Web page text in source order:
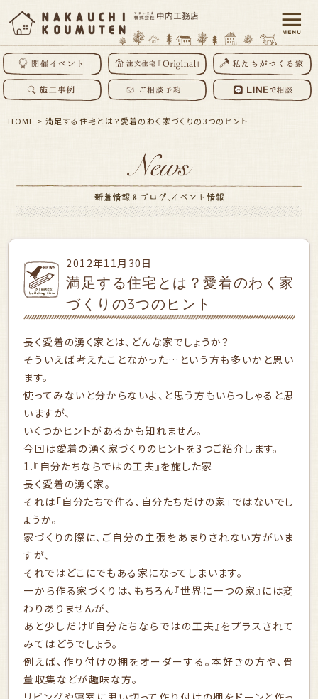
HOME >満足する住宅とは？愛着のわく家づくりの3つのヒント
2012年11月30日
満足する住宅とは？愛着のわく家
づくりの3つのヒント
長く愛着の湧く家とは、どんな家でしょうか？
そういえば考えたことなかった…という方も多いかと思い
ます。
使ってみないと分からないよ、と思う方もいらっしゃると思
いますが、
いくつかヒントがあるかも知れません。
今回は愛着の湧く家づくりのヒントを3つご紹介します。
1.『自分たちならではの工夫』を施した家
長く愛着の湧く家。
それは「自分たちで作る、自分たちだけの家」ではないでし
ょうか。
家づくりの際に、ご自分の主張をあまりされない方がいま
すが、
それではどこにでもある家になってしまいます。
一から作る家づくりは、もちろん『世界に一つの家』には変
わりありませんが、
あと少しだけ『自分たちならではの工夫』をプラスされて
みてはどうでしょう。
例えば、作り付けの棚をオーダーする。本好きの方や、骨
董収集などが趣味な方。